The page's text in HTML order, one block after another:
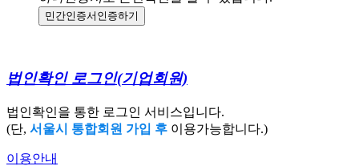
민간인증서 인증하기
법인확인 로그인(기업회원)
법인확인을 통한 로그인 서비스입니다.
(단, 서울시 통합회원 가입 후 이용가능합니다.)
이용안내